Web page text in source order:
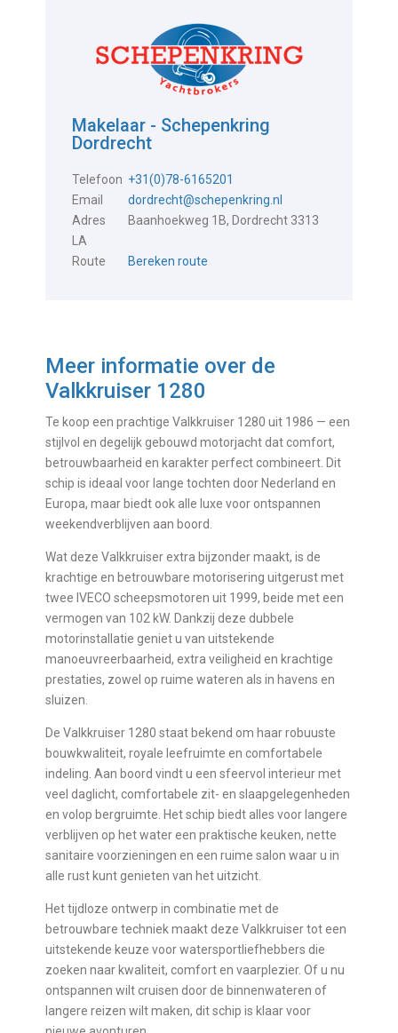
Makelaar - Schepenkring
Dordrecht
Telefoon +31(0)78-6165201
Email
dordrecht@schepenkring.nl
Adres
Baanhoekweg 1B, Dordrecht 3313
LA
Route
Bereken route
Meer informatie over de
Valkkruiser 1280
Te koop een prachtige Valkkruiser 1280 uit 1986 — een
stijlvol en degelijk gebouwd motorjacht dat comfort,
betrouwbaarheid en karakter perfect combineert. Dit
schip is ideaal voor lange tochten door Nederland en
Europa, maar biedt ook alle luxe voor ontspannen
weekendverblijven aan boord.
Wat deze Valkkruiser extra bijzonder maakt, is de
krachtige en betrouwbare motorisering uitgerust met
twee IVECO scheepsmotoren uit 1999, beide met een
vermogen van 102 kW. Dankzij deze dubbele
motorinstallatie geniet u van uitstekende
manoeuvreerbaarheid, extra veiligheid en krachtige
prestaties, zowel op ruime wateren als in havens en
sluizen.
De Valkkruiser 1280 staat bekend om haar robuuste
bouwkwaliteit, royale leefruimte en comfortabele
indeling. Aan boord vindt u een sfeervol interieur met
veel daglicht, comfortabele zit- en slaapgelegenheden
en volop bergruimte. Het schip biedt alles voor langere
verblijven op het water een praktische keuken, nette
sanitaire voorzieningen en een ruime salon waar u in
alle rust kunt genieten van het uitzicht.
Het tijdloze ontwerp in combinatie met de
betrouwbare techniek maakt deze Valkkruiser tot een
uitstekende keuze voor watersportliefhebbers die
zoeken naar kwaliteit, comfort en vaarplezier. Of u nu
ontspannen wilt cruisen door de binnenwateren of
langere reizen wilt maken, dit schip is klaar voor